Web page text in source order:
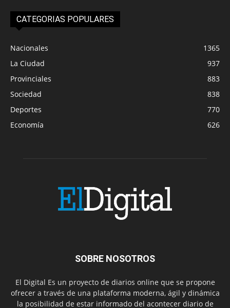
CATEGORIAS POPULARES
Nacionales
1365
La Ciudad
937
Provinciales
883
Sociedad
838
Deportes
770
Economía
626
SOBRE NOSOTROS
El Digital Es un proyecto de diarios online que se propone
ofrecer a través de una plataforma moderna, ágil y dinámica
la posibilidad de estar informado del acontecer diario de